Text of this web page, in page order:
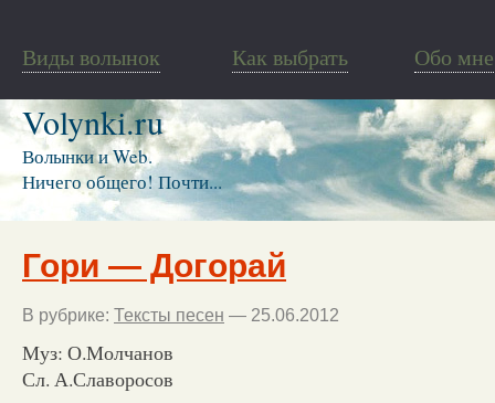
Виды волынок Как выбрать Обо мне
Volynki.ru
Волынки и Web.
Ничего общего! Почти...
Гори — Догорай
В рубрике: Тексты песен — 25.06.2012
Муз: О.Молчанов
Сл. А.Славоросов